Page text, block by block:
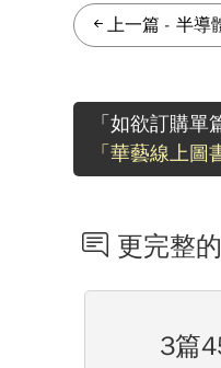
上一篇 -半導
「如欲訂購單
「華藝線上圖
更完整
3篇